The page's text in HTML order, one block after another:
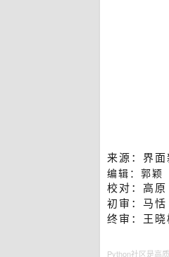
来源：界
编辑：郭颖
校对：高原
初审：马恬
终审：王晓
Python社区是高